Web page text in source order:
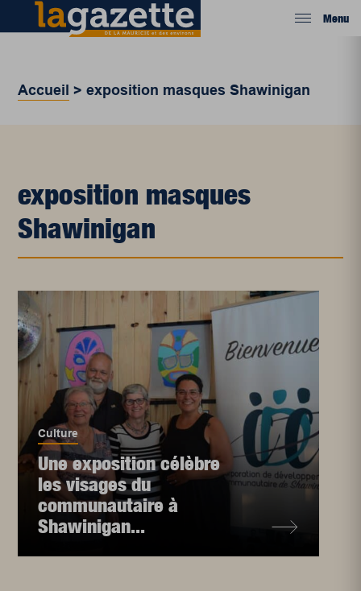
Menu
Accueil >exposition masques Shawinigan
exposition masques
Shawinigan
Culture
Une exposition célèbre
les visages du
communautaire à
Shawinigan...